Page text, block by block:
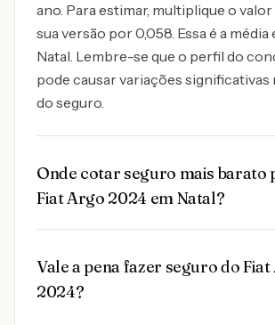
ano. Para estimar, multiplique o valor
sua versão por 0,058. Essa é a média
Natal. Lembre-se que o perfil do
pode causar variações significativas
do seguro.
Onde cotar seguro mais barato
Fiat Argo 2024 em Natal?
Vale a pena fazer seguro do
2024?